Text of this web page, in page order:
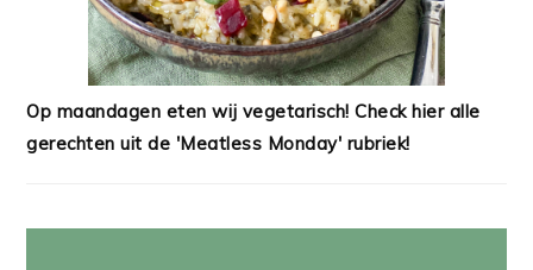
Op maandagen eten wij vegetarisch! Check hier alle
gerechten uit de 'Meatless Monday' rubriek!